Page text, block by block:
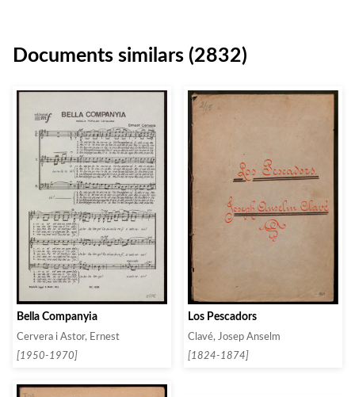
Documents similars (2832)
Bella Companyia
Cervera i Astor, Ernest
[1950-1970]
Los Pescadors
Clavé, Josep Anselm
[1824-1874]